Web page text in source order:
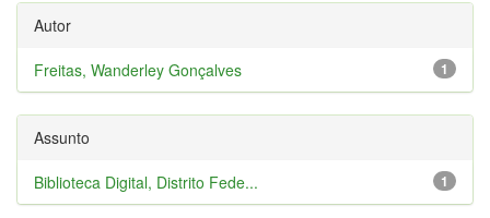
Autor
1
Freitas, Wanderley Gonçalves
Assunto
1
Biblioteca Digital, Distrito Fede...